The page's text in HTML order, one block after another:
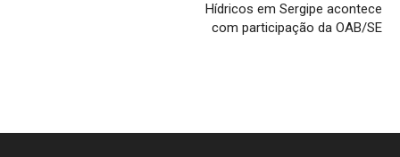
Hídricos em Sergipe acontece
com participação da OAB/SE